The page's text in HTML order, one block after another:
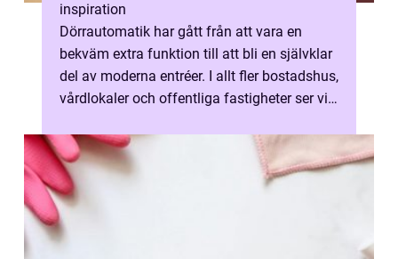
inspiration
Dörrautomatik har gått från att vara en
bekväm extra funktion till att bli en självklar
del av moderna entréer. I allt fler bostadshus,
vårdlokaler och offentliga fastigheter ser vi